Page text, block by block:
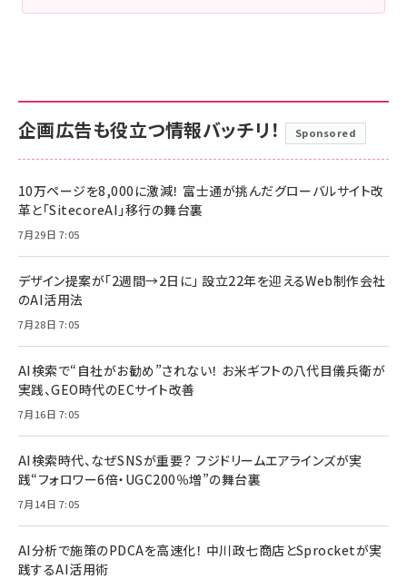
企画広告も役立つ情報バッチリ！ Sponsored
10万ページを8,000に激減！ 富士通が挑んだグローバルサイト改
革と「SitecoreAI」移行の舞台裏
7月29日 7:05
デザイン提案が「2週間→2日に」 設立22年を迎えるWeb制作会社
のAI活用法
7月28日 7:05
AI検索で“自社がお勧め”されない！ お米ギフトの八代目儀兵衛が
実践、GEO時代のECサイト改善
7月16日 7:05
AI検索時代、なぜSNSが重要？ フジドリームエアラインズが実
践“フォロワー6倍・UGC200％増”の舞台裏
7月14日 7:05
AI分析で施策のPDCAを高速化！ 中川政七商店とSprocketが実
践するAI活用術